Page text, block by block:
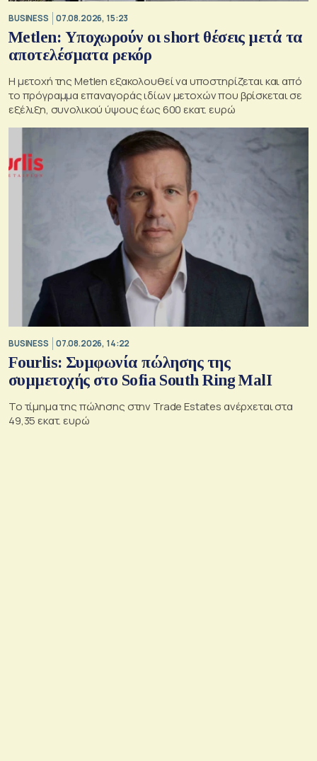
BUSINESS 07.08.2026, 15:23
Metlen: Υποχωρούν οι short θέσεις μετά τα
αποτελέσματα ρεκόρ
Η μετοχή της Metlen εξακολουθεί να υποστηρίζεται και από
το πρόγραμμα επαναγοράς ιδίων μετοχών που βρίσκεται σε
εξέλιξη, συνολικού ύψους έως 600 εκατ. ευρώ
BUSINESS 07.08.2026, 14:22
Fourlis: Συμφωνία πώλησης της
συμμετοχής στο Sofia South Ring MalI
Το τίμημα της πώλησης στην Trade Estates ανέρχεται στα
49,35 εκατ. ευρώ